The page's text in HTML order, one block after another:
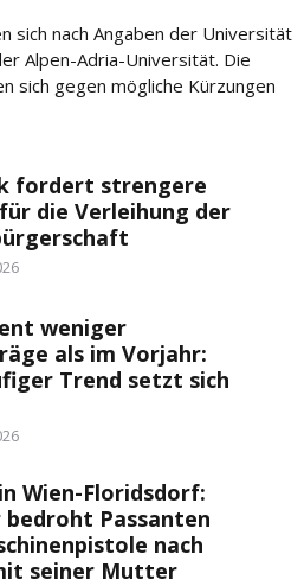
sich nach Angaben der Universität
Alpen-Adria-Universität. Die
sich gegen mögliche Kürzungen
fordert strengere
die Verleihung der
weniger
als im Vorjahr:
Trend setzt sich
Wien-Floridsdorf:
bedroht Passanten
nach
seiner Mutter